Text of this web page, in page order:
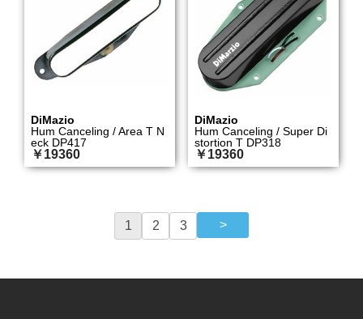
DiMazio
Hum Canceling / Area T N
eck DP417
￥19360
DiMazio
Hum Canceling / Super Di
stortion T DP318
￥19360
1 2 3